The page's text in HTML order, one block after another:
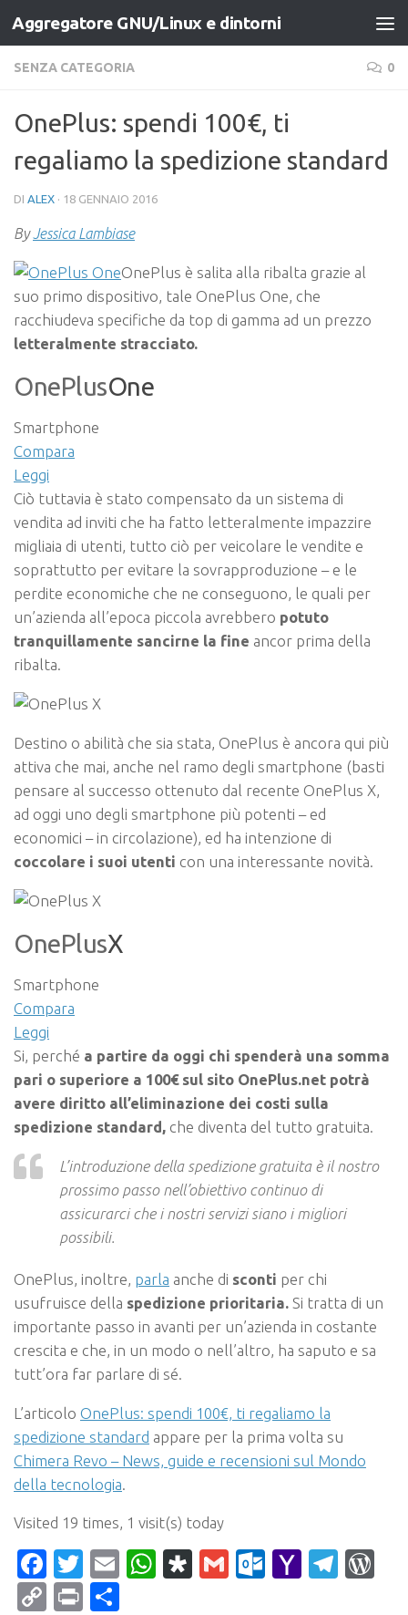
Salta al contenuto
Aggregatore GNU/Linux e dintorni
SENZA CATEGORIA 0
OnePlus: spendi 100€, ti
regaliamo la spedizione standard
DI ALEX · 18 GENNAIO 2016
ByJessica Lambiase
OnePlus è salita alla ribalta grazie al
suo primo dispositivo, tale OnePlus One, che
racchiudeva specifiche da top di gamma ad un prezzo
letteralmente stracciato.
OnePlusOne
Smartphone
Compara
Leggi
Ciò tuttavia è stato compensato da un sistema di
vendita ad inviti che ha fatto letteralmente impazzire
migliaia di utenti, tutto ciò per veicolare le vendite e
soprattutto per evitare la sovrapproduzione – e le
perdite economiche che ne conseguono, le quali per
un’azienda all’epoca piccola avrebbero potuto
tranquillamente sancirne la fine ancor prima della
ribalta.
Destino o abilità che sia stata, OnePlus è ancora qui più
attiva che mai, anche nel ramo degli smartphone (basti
pensare al successo ottenuto dal recente OnePlus X,
ad oggi uno degli smartphone più potenti – ed
economici – in circolazione), ed ha intenzione di
coccolare i suoi utenti con una interessante novità.
OnePlusX
Smartphone
Compara
Leggi
Si, perché a partire da oggi chi spenderà una somma
pari o superiore a 100€ sul sito OnePlus.net potrà
avere diritto all’eliminazione dei costi sulla
spedizione standard, che diventa del tutto gratuita.
L’introduzione della spedizione gratuita è il nostro
prossimo passo nell’obiettivo continuo di
assicurarci che i nostri servizi siano i migliori
possibili.
OnePlus, inoltre, parla anche di sconti per chi
usufruisce della spedizione prioritaria. Si tratta di un
importante passo in avanti per un’azienda in costante
crescita e che, in un modo o nell’altro, ha saputo e sa
tutt’ora far parlare di sé.
L’articolo OnePlus: spendi 100€, ti regaliamo la
spedizione standard appare per la prima volta su
Chimera Revo – News, guide e recensioni sul Mondo
della tecnologia
Visited 19 times, 1 visit(s) today
Facebook
Twitter
EmailWhatsApp
Diaspora
Gmail Yahoo
CopyPrint